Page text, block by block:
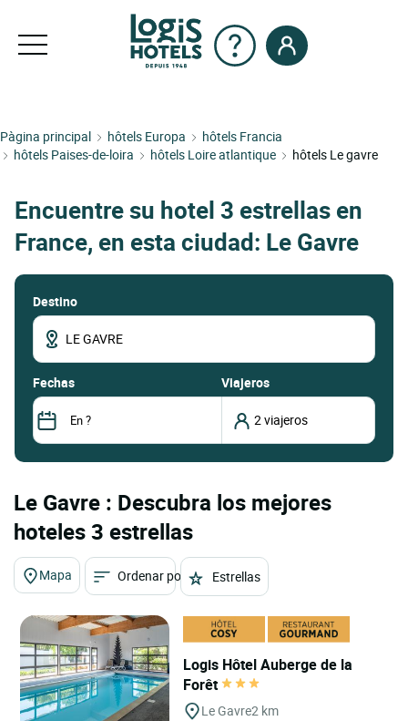
Pàgina principal hôtels Europa
hôtels Francia
hôtels Paises-de-loira
hôtels Loire atlantique hôtels Le gavre
Encuentre su hotel 3 estrellas en
France, en esta ciudad: Le Gavre
Destino
fechas Viajeros
Le Gavre : Descubra los mejores
hoteles 3 estrellas
Mapa Ordenar por Estrellas
Logis Hôtel Auberge de la
Forêt
Le Gavre2 km